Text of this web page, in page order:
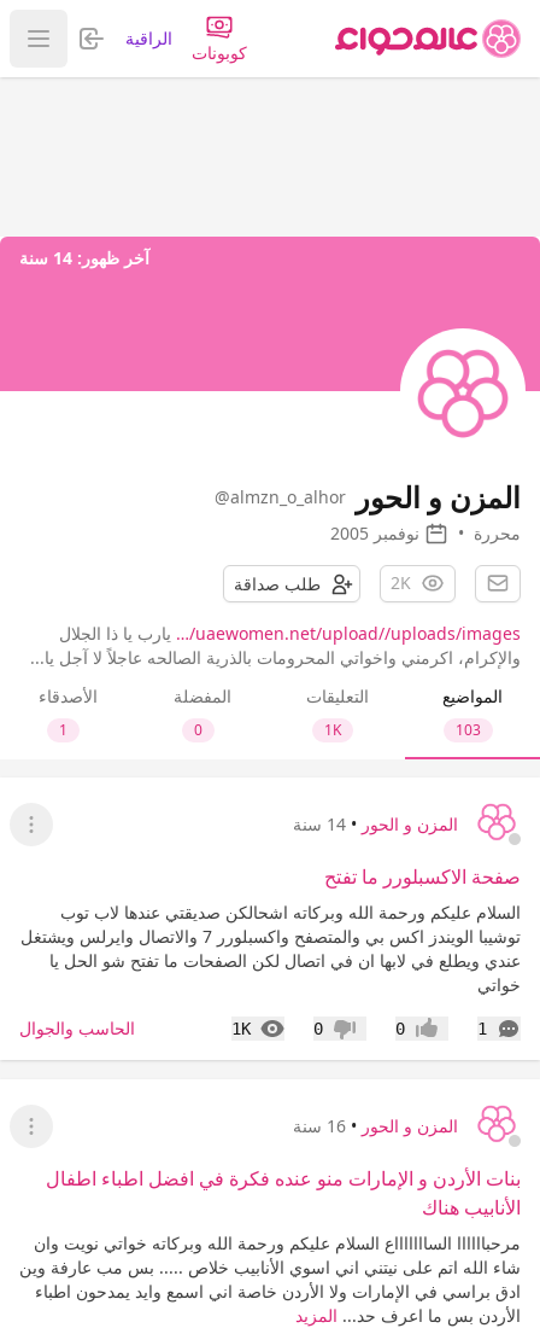
كوبونات
الراقية تسجيل
عرض
آخر ظهور: 14 سنة
المزن و الحور
@almzn_o_alhor
محررة • نوفمبر 2005
2K طلب صداقة
uaewomen.net/upload//uploads/images/…
يارب يا ذا الجلال
والإكرام، اكرمني واخواتي المحرومات بالذرية الصالحه عاجلاً لا آجل يا...
المواضيع
103
التعليقات
1K
المفضلة
0
الأصدقاء
1
المزن و الحور • 14 سنة
عرض
صفحة الاكسبلورر ما تفتح
السلام عليكم ورحمة الله وبركاته اشحالكن صديقتي عندها لاب توب
توشيبا الويندز اكس بي والمتصفح واكسبلورر 7 والاتصال وايرلس ويشتغل
عندي ويطلع في لابها ان في اتصال لكن الصفحات ما تفتح شو الحل يا
خواتي
1
التعليقات إعجاب0 عدم إعجاب
0
1K
المشاهدات الحاسب والجوال
المزن و الحور • 16 سنة
عرض
بنات الأردن و الإمارات منو عنده فكرة في افضل اطباء اطفال
الأنابيب هناك
مرحباااااا الساااااااع السلام عليكم ورحمة الله وبركاته خواتي نويت وان
شاء الله اتم على نيتني اني اسوي الأنابيب خلاص ..... بس مب عارفة وين
ادق براسي في الإمارات ولا الأردن خاصة اني اسمع وايد يمدحون اطباء
الأردن بس ما اعرف حد... المزيد